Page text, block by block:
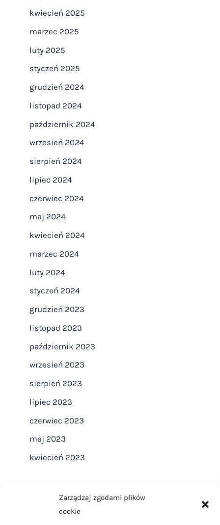
Zarządzaj zgodami plików
cookie
kwiecień 2025
marzec 2025
luty 2025
styczeń 2025
grudzień 2024
listopad 2024
październik 2024
wrzesień 2024
sierpień 2024
lipiec 2024
czerwiec 2024
maj 2024
kwiecień 2024
marzec 2024
luty 2024
styczeń 2024
grudzień 2023
listopad 2023
październik 2023
wrzesień 2023
sierpień 2023
lipiec 2023
czerwiec 2023
maj 2023
kwiecień 2023